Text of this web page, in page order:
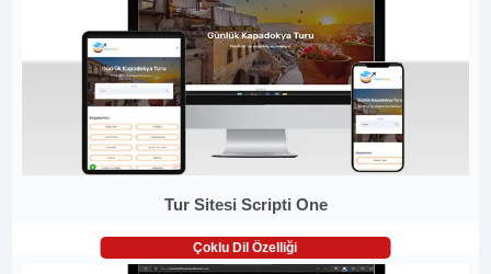
Tur Sitesi Scripti One
Çoklu Dil Özelliği